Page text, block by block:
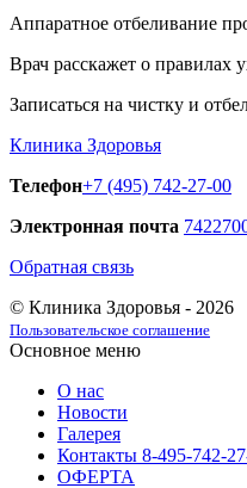
Аппаратное отбеливание
Врач расскажет о правилах
Записаться на чистку и
Клиника Здоровья
Телефон+7 (495) 742-27-00
Электронная почта
Обратная связь
© Клиника Здоровья - 2026
Пользовательское соглашение
Основное меню
О нас
Новости
Галерея
Контакты 8-495-742-
ОФЕРТА